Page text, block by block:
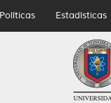
Políticas Estadísticas